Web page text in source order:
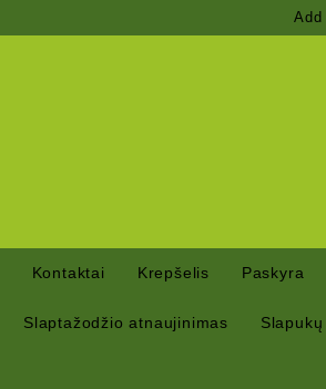
Add
Kontaktai Krepšelis Paskyra
Slaptažodžio atnaujinimas